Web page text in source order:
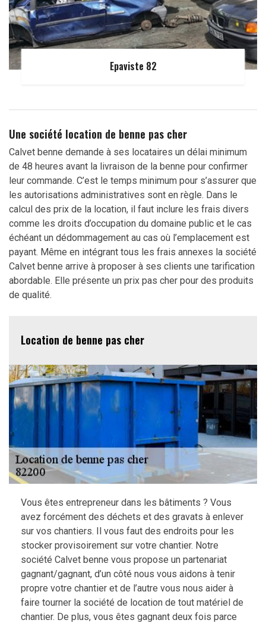
Epaviste 82
Une société location de benne pas cher
Calvet benne demande à ses locataires un délai minimum
de 48 heures avant la livraison de la benne pour confirmer
leur commande. C’est le temps minimum pour s’assurer que
les autorisations administratives sont en règle. Dans le
calcul des prix de la location, il faut inclure les frais divers
comme les droits d’occupation du domaine public et le cas
échéant un dédommagement au cas où l’emplacement est
payant. Même en intégrant tous les frais annexes la société
Calvet benne arrive à proposer à ses clients une tarification
abordable. Elle présente un prix pas cher pour des produits
de qualité.
Location de benne pas cher
Vous êtes entrepreneur dans les bâtiments ? Vous
avez forcément des déchets et des gravats à enlever
sur vos chantiers. Il vous faut des endroits pour les
stocker provisoirement sur votre chantier. Notre
société Calvet benne vous propose un partenariat
gagnant/gagnant, d’un côté nous vous aidons à tenir
propre votre chantier et de l’autre vous nous aider à
faire tourner la société de location de tout matériel de
chantier. De plus, vous êtes gagnant deux fois parce